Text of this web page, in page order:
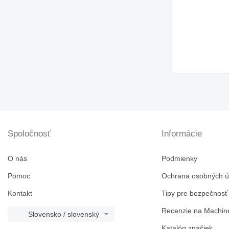
962
Spoločnosť
O nás
Pomoc
Kontakt
Slovensko / slovenský
Informácie
Podmienky
Ochrana osobných
Tipy pre bezpečnosť
Recenzie na